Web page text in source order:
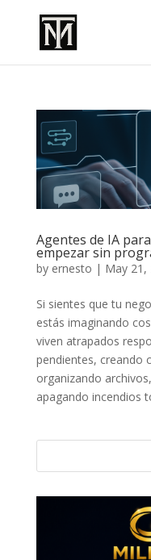
Agentes de IA
empezar sin
by ernesto | May 21,
Si sientes que tu
estás imaginando
viven atrapados
pendientes, creando
organizando
apagando incendios